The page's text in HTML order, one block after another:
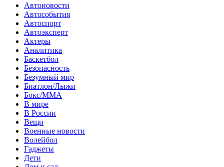
Автоновости
Автособытия
Автоспорт
Автоэксперт
Актеры
Аналитика
Баскетбол
Безопасность
Безумный мир
Биатлон/Лыжи
Бокс/MMA
В мире
В России
Вещи
Военные новости
Волейбол
Гаджеты
Дети